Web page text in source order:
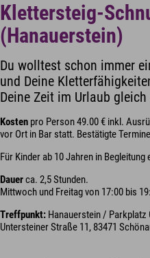
Klettersteig-
(Hanauerstein)
Du wolltest schon immer
und Deine
Deine Zeit im Urlaub gleich
Kosten pro Person 49.00 € inkl.
vor Ort in Bar statt. Bestätigte
Für Kinder ab 10 Jahren in
Dauerca. 2,5 Stunden.
Mittwoch und Freitag von 17:00 bis
Treffpunkt: Hanauerstein / Parkplatz
Untersteiner Straße 11, 83471